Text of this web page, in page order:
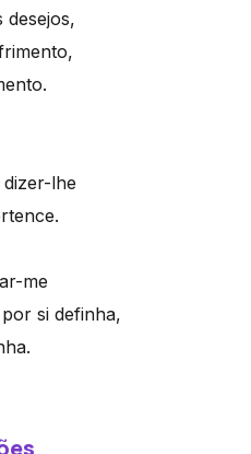
desejos,
lhe
me
si definha,